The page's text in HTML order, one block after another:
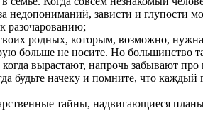
недопониманий, зависти и глупости
разочарованию;
родных, которым, возможно,
больше не носите. Но большинство
вырастают, напрочь забывают
будьте начеку и помните, что
тайны, надвигающиеся